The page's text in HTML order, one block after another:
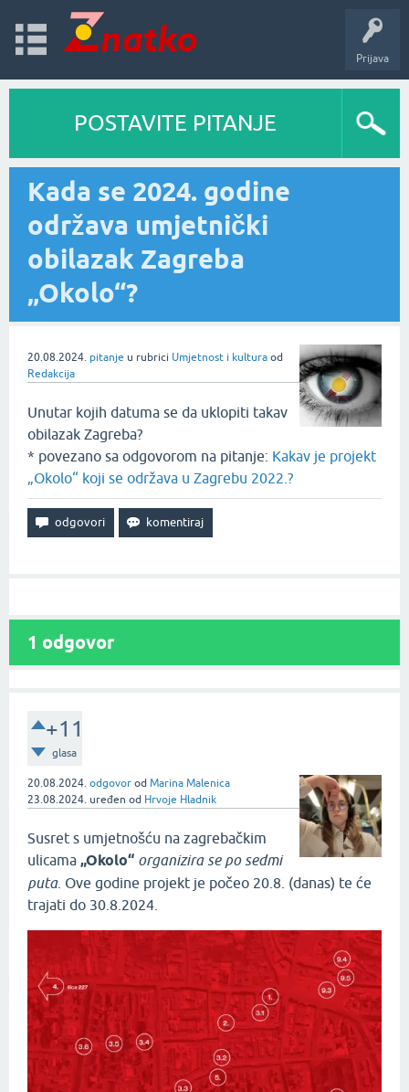
Prijava
POSTAVITE PITANJE
Kada se 2024. godine
održava umjetnički
obilazak Zagreba
„Okolo“?
20.08.2024. pitanje u rubrici Umjetnost i kultura od
Redakcija
Unutar kojih datuma se da uklopiti takav
obilazak Zagreba?
* povezano sa odgovorom na pitanje: Kakav je projekt
„Okolo“ koji se održava u Zagrebu 2022.?
1 odgovor
+11
glasa
20.08.2024. odgovor od Marina Malenica
23.08.2024. uređen od Hrvoje Hladnik
Susret s umjetnošću na zagrebačkim
ulicama „Okolo“ organizira se po sedmi
puta. Ove godine projekt je počeo 20.8. (danas) te će
trajati do 30.8.2024.